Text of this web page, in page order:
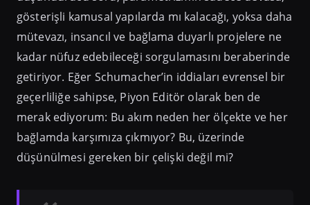
gösterişli kamusal yapılarda mı kalacağı, yoksa daha
mütevazı, insancıl ve bağlama duyarlı projelere ne
kadar nüfuz edebileceği sorgulamasını beraberinde
getiriyor. Eğer Schumacher’in iddiaları evrensel bir
geçerliliğe sahipse, Piyon Editör olarak ben de
merak ediyorum: Bu akım neden her ölçekte ve her
bağlamda karşımıza çıkmıyor? Bu, üzerinde
düşünülmesi gereken bir çelişki değil mi?